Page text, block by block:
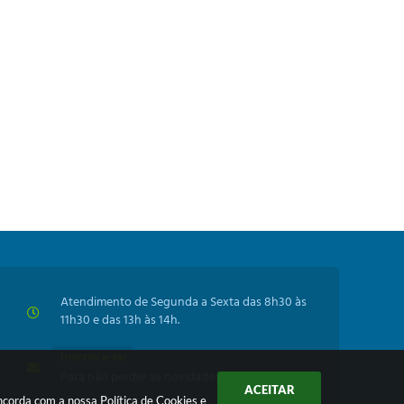
com a nossa Política de Cookies e
ACEITAR
Atendimento de Segunda a Sexta das 8h30 às
11h30 e das 13h às 14h.
Para não perder as novidades da Prefeitura